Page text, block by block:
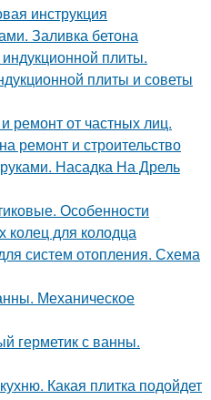
инструкция
Заливка бетона
плиты.
плиты и советы
ремонт от частных лиц.
ремонт и строительство
Насадка На Дрель
Особенности
колец для колодца
систем отопления. Схема
Механическое
герметик с ванны.
Какая плитка подойдет